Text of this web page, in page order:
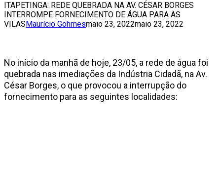
ITAPETINGA: REDE QUEBRADA NA AV. CÉSAR BORGES
INTERROMPE FORNECIMENTO DE ÁGUA PARA AS
VILAS Maurício Gohmesmaio 23, 2022maio 23, 2022
No início da manhã de hoje, 23/05, a rede de água foi
quebrada nas imediações da Indústria Cidadã, na Av.
César Borges, o que provocou a interrupção do
fornecimento para as seguintes localidades: